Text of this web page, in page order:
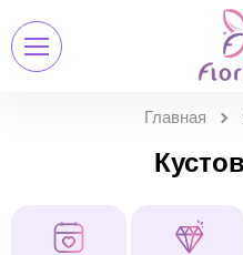
Главная